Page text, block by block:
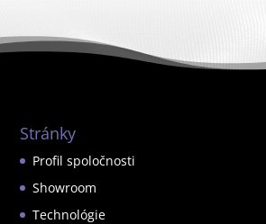
Stránky
Profil spoločnosti
Showroom
Technológie